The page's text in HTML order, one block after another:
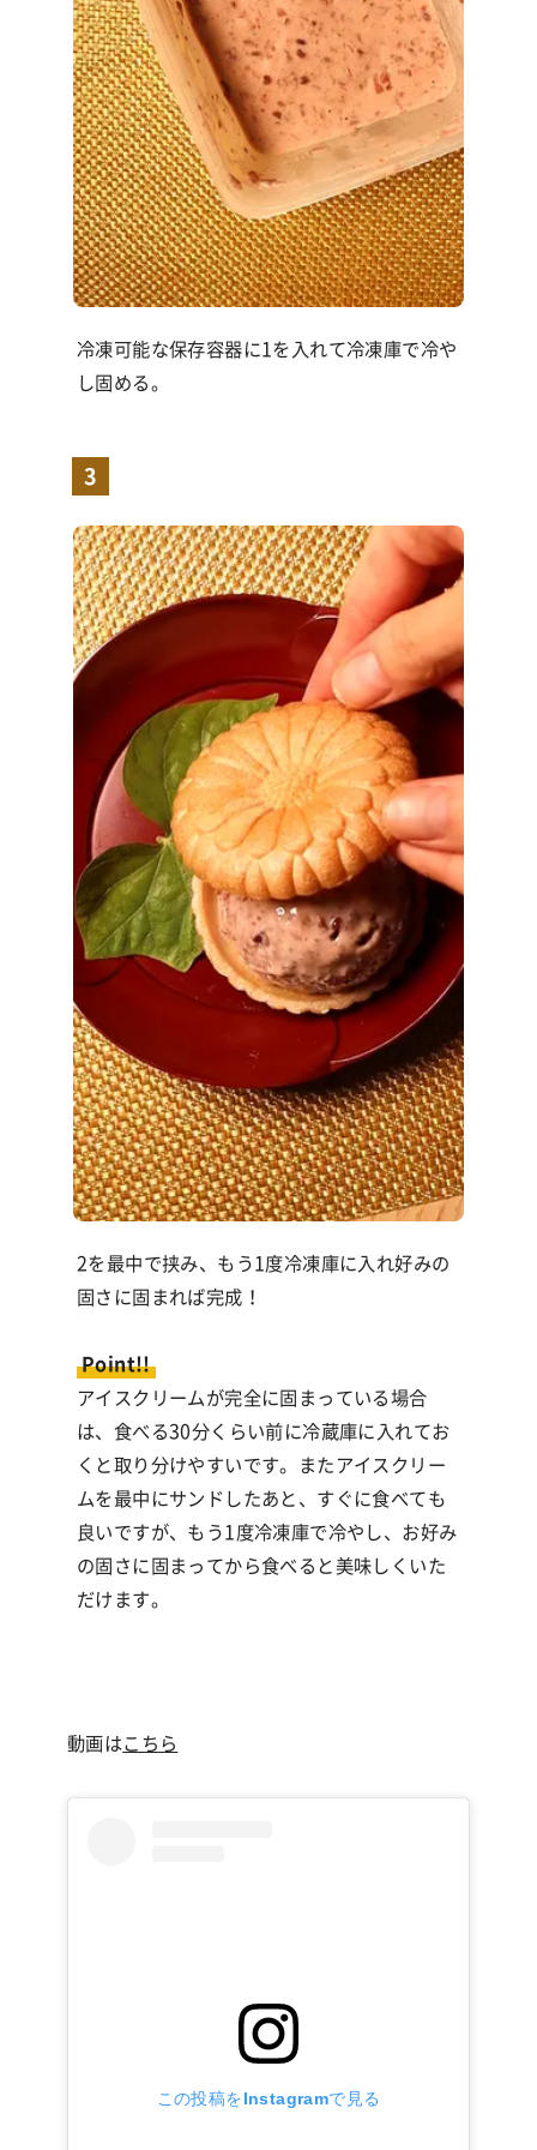
冷凍可能な保存容器に1を入れて冷凍庫で冷や
し固める。
3
2を最中で挟み、もう 1 度冷凍庫に入れ好みの
固さに固まれば完成！
Point!!
アイスクリームが完全に固まっている場合
は、食べる30分くらい前に冷蔵庫に入れてお
くと取り分けやすいです。またアイスクリー
ムを最中にサンドしたあと、すぐに食べても
良いですが、もう 1 度冷凍庫で冷やし、お好み
の固さに固まってから食べると美味しくいた
だけます。
動画はこちら
この投稿をInstagramで見る